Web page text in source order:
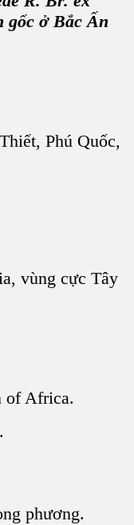
gốc ở Bắc Ấn
Phú Quốc,
vùng cực Tây
of Africa.
phương.